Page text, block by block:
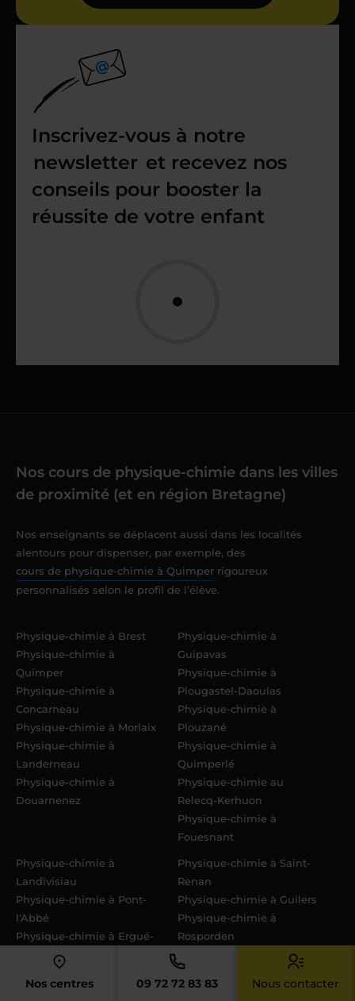
Nos centres 09 72 72 83 83 Nous contacter
Inscrivez-vous à notre
newsletter et recevez nos
conseils pour booster la
réussite de votre enfant
Nos cours de physique-chimie dans les villes
de proximité (et en région Bretagne)
Nos enseignants se déplacent aussi dans les localités
alentours pour dispenser, par exemple, des
cours de physique-chimie à Quimper rigoureux
personnalisés selon le profil de l’élève.
Physique-chimie à Brest
Physique-chimie à
Quimper
Physique-chimie à
Concarneau
Physique-chimie à Morlaix
Physique-chimie à
Landerneau
Physique-chimie à
Douarnenez
Physique-chimie à
Guipavas
Physique-chimie à
Plougastel-Daoulas
Physique-chimie à
Plouzané
Physique-chimie à
Quimperlé
Physique-chimie au
Relecq-Kerhuon
Physique-chimie à
Fouesnant
Physique-chimie à
Landivisiau
Physique-chimie à Pont-
l'Abbé
Physique-chimie à Ergué-
Gabéric
Physique-chimie à
Plabennec
Physique-chimie à Saint-
Renan
Physique-chimie à Guilers
Physique-chimie à
Rosporden
Physique-chimie à Moëlan-
sur-Mer
Physique-chimie à Saint-